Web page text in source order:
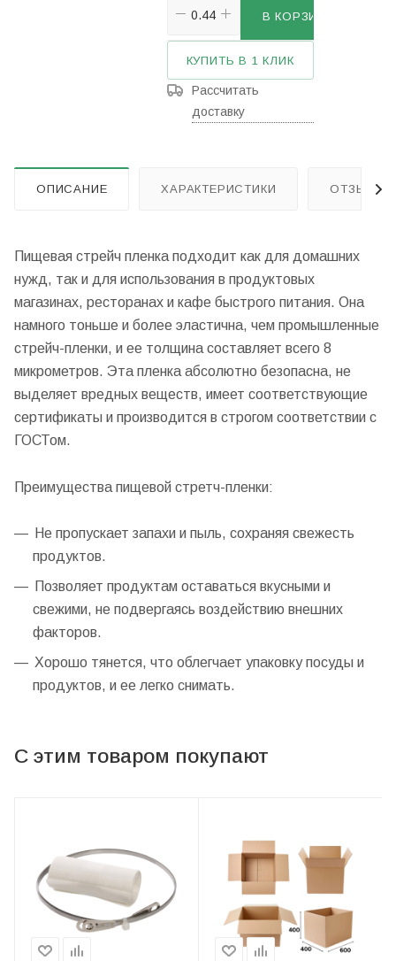
В КОРЗИНУ
КУПИТЬ В 1 КЛИК
Рассчитать
доставку
ОПИСАНИЕ ХАРАКТЕРИСТИКИ ОТЗЫВЫ
Пищевая стрейч пленка подходит как для домашних
нужд, так и для использования в продуктовых
магазинах, ресторанах и кафе быстрого питания. Она
намного тоньше и более эластична, чем промышленные
стрейч-пленки, и ее толщина составляет всего 8
микрометров. Эта пленка абсолютно безопасна, не
выделяет вредных веществ, имеет соответствующие
сертификаты и производится в строгом соответствии с
ГОСТом.
Преимущества пищевой стретч-пленки:
Не пропускает запахи и пыль, сохраняя свежесть
продуктов.
Позволяет продуктам оставаться вкусными и
свежими, не подвергаясь воздействию внешних
факторов.
Хорошо тянется, что облегчает упаковку посуды и
продуктов, и ее легко снимать.
С этим товаром покупают